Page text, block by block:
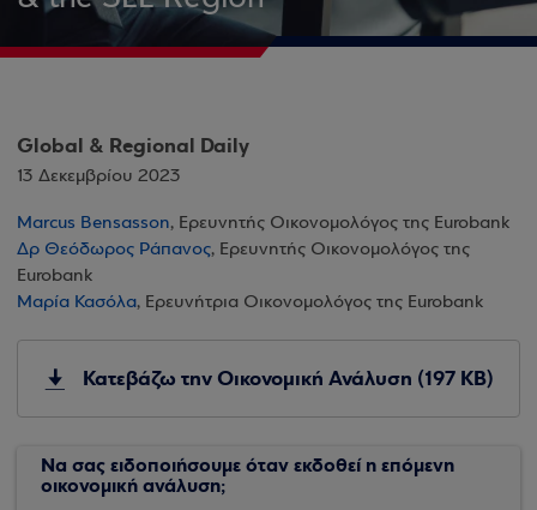
Global & Regional Daily
13 Δεκεμβρίου 2023
Marcus Bensasson, Ερευνητής Οικονομολόγος της Eurobank
Δρ Θεόδωρος Ράπανος, Ερευνητής Οικονομολόγος της
Eurobank
Μαρία Κασόλα, Ερευνήτρια Οικονομολόγος της Eurobank
Κατεβάζω την Οικονομική Ανάλυση (197 KB)
Να σας ειδοποιήσουμε όταν εκδοθεί η επόμενη
οικονομική ανάλυση;